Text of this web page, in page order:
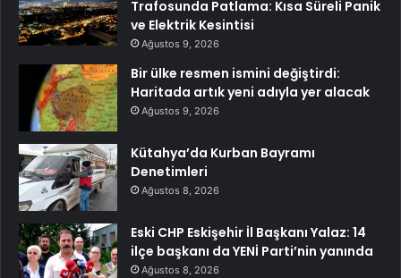
Trafosunda Patlama: Kısa Süreli Panik
ve Elektrik Kesintisi
Ağustos 9, 2026
Bir ülke resmen ismini değiştirdi:
Haritada artık yeni adıyla yer alacak
Ağustos 9, 2026
Kütahya’da Kurban Bayramı
Denetimleri
Ağustos 8, 2026
Eski CHP Eskişehir İl Başkanı Yalaz: 14
ilçe başkanı da YENİ Parti’nin yanında
Ağustos 8, 2026